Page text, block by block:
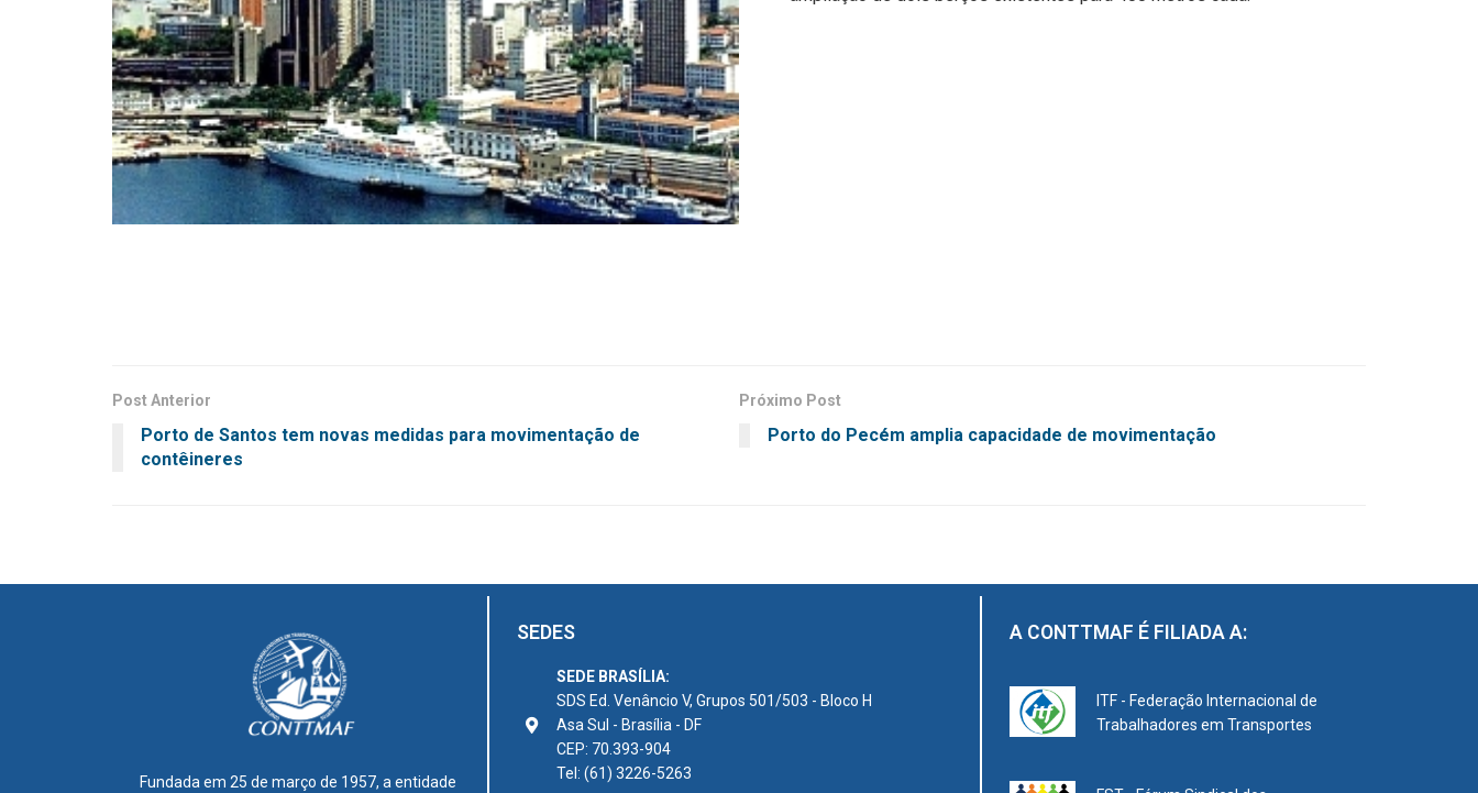
Post Anterior
Porto de Santos tem novas medidas para movimentação de
contêineres
Próximo Post
Porto do Pecém amplia capacidade de movimentação
Fundada em 25 de março de 1957, a entidade
SEDES
SEDE BRASÍLIA:
SDS Ed. Venâncio V, Grupos 501/503 - Bloco H
Asa Sul - Brasília - DF
CEP: 70.393-904
Tel: (61) 3226-5263
A CONTTMAF É FILIADA A:
ITF - Federação Internacional de
Trabalhadores em Transportes